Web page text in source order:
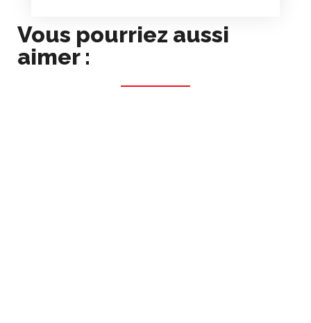
Vous pourriez aussi
aimer :